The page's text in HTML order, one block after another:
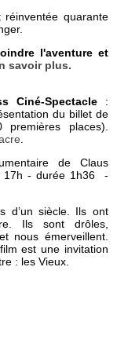
quarante
l'aventure et
savoir plus.
Ciné-Spectacle :
du billet de
places).
de Claus
17h - durée 1h36 -
d’un siècle. Ils ont
Ils sont drôles,
nous émerveillent.
est une invitation
: les Vieux.